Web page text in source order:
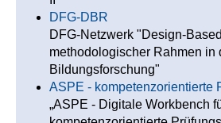
DFG-DBR
DFG-Netzwerk "Design-
methodologischer Rahmen in
Bildungsforschung"
ASPE - kompetenzorientierte
„ASPE - Digitale Workbench